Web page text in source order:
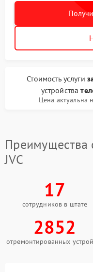
Стоимость услуги
устройства
Цена актуальна
Преимущества
JVC
17
сотрудников в штате
2852
отремонтированных